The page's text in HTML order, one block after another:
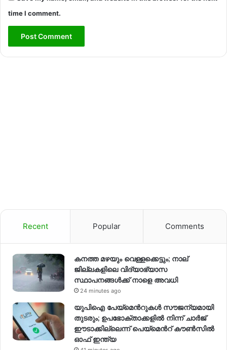
time I comment.
Recent Popular Comments
കനത്ത മഴയും വെള്ളക്കെട്ടും; നാല്
ജില്ലകളിലെ വിദ്യാഭ്യാസ
സ്ഥാപനങ്ങള്‍ക്ക് നാളെ അവധി
24 minutes ago
യുപിഐ പേയ്മെന്‍റുകൾ സൗജന്യമായി
തുടരും; ഉപഭോക്താക്കളിൽ നിന്ന് ചാർജ്
ഈടാക്കില്ലെന്ന് പെയ്മെന്‍റ് കൗൺസിൽ
ഓഫ് ഇന്ത്യ